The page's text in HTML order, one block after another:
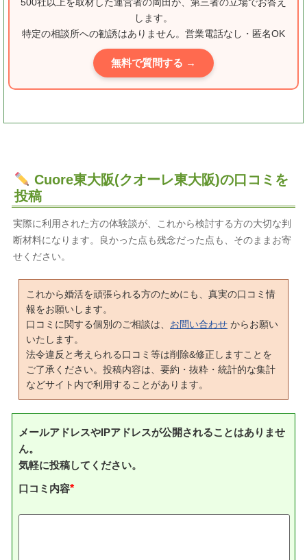
します。
特定の相談所への勧誘はありません。営業電話なし・匿名OK
無料で質問する →
Cuore東大阪(クオーレ東大阪)の口コミを
投稿
実際に利用された方の体験談が、これから検討する方の大切な判
断材料になります。良かった点も残念だった点も、そのままお寄
せください。
これから婚活を頑張られる方のためにも、真実の口コミ情
報をお願いします。
口コミに関する個別のご相談は、 お問い合わせ からお願い
いたします。
法令違反と考えられる口コミ等は削除&修正しますことを
ご了承ください。投稿内容は、要約・抜粋・統計的な集計
などサイト内で利用することがあります。
メールアドレスやIPアドレスが公開されることはありませ
ん。
気軽に投稿してください。
口コミ内容*